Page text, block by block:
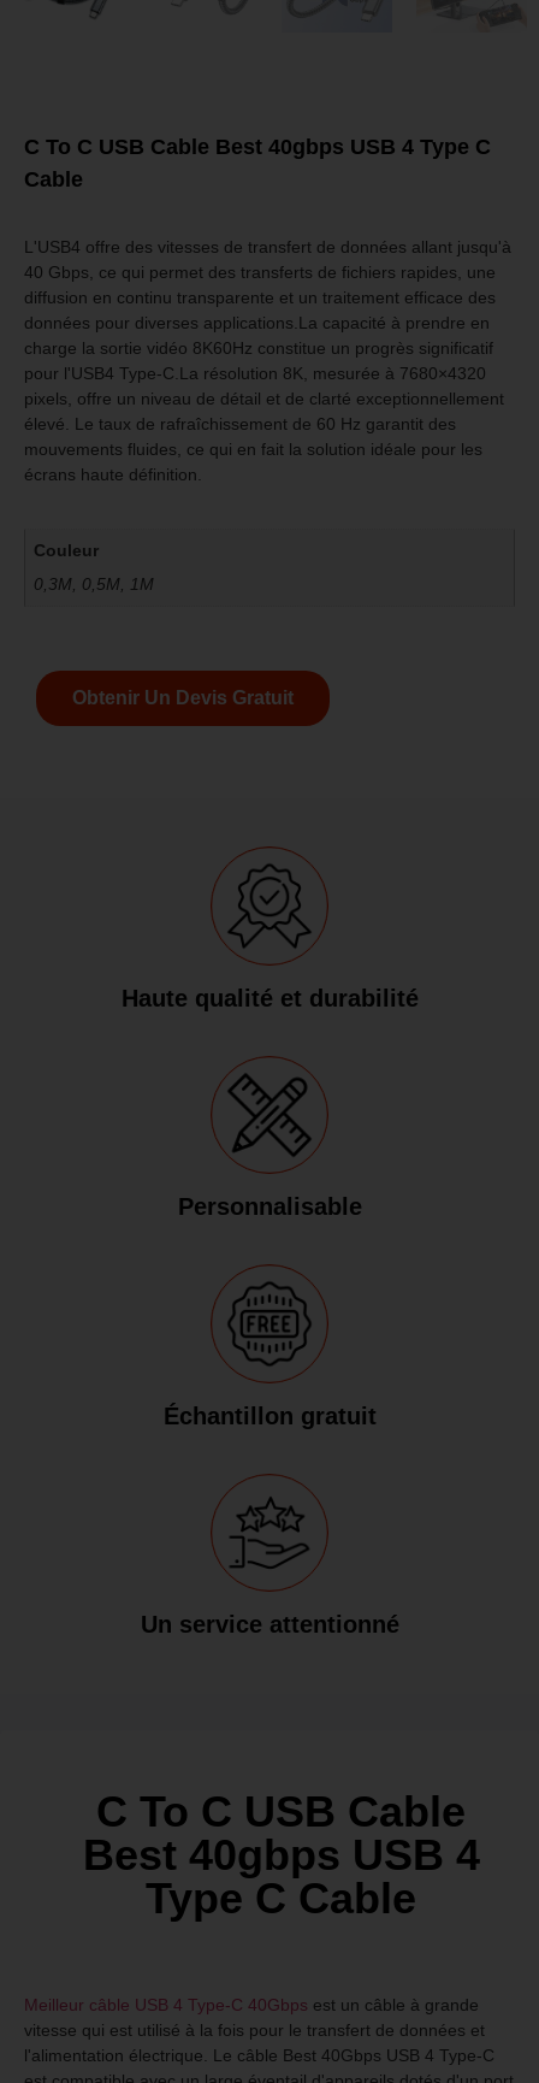
C To C USB Cable Best 40gbps USB 4 Type C
Cable
L'USB4 offre des vitesses de transfert de données allant jusqu'à
40 Gbps, ce qui permet des transferts de fichiers rapides, une
diffusion en continu transparente et un traitement efficace des
données pour diverses applications.La capacité à prendre en
charge la sortie vidéo 8K60Hz constitue un progrès significatif
pour l'USB4 Type-C.La résolution 8K, mesurée à 7680×4320
pixels, offre un niveau de détail et de clarté exceptionnellement
élevé. Le taux de rafraîchissement de 60 Hz garantit des
mouvements fluides, ce qui en fait la solution idéale pour les
écrans haute définition.
Couleur
0,3M, 0,5M, 1M
Obtenir Un Devis Gratuit
Haute qualité et durabilité
Personnalisable
Échantillon gratuit
Un service attentionné
C To C USB Cable
Best 40gbps USB 4
Type C Cable
Meilleur câble USB 4 Type-C 40Gbps est un câble à grande
vitesse qui est utilisé à la fois pour le transfert de données et
l'alimentation électrique. Le câble Best 40Gbps USB 4 Type-C